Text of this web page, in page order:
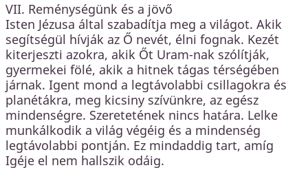
VII. Reménységünk és a jövő
Isten Jézusa által szabadítja meg a világot. Akik
segítségül hívják az Ő nevét, élni fognak. Kezét
kiterjeszti azokra, akik Őt Uram-nak szólítják,
gyermekei fölé, akik a hitnek tágas térségében
járnak. Igent mond a legtávolabbi csillagokra és
planétákra, meg kicsiny szívünkre, az egész
mindenségre. Szeretetének nincs határa. Lelke
munkálkodik a világ végéig és a mindenség
legtávolabbi pontján. Ez mindaddig tart, amíg
Igéje el nem hallszik odáig.